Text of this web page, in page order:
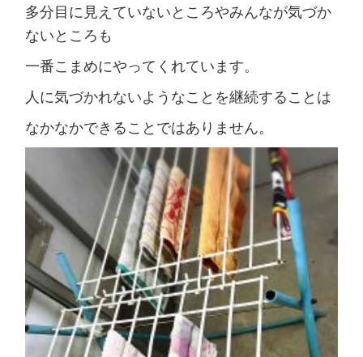
多分目に見えていないところやみんなが気づか
ないところも
一番こまめにやってくれています。
人に気づかれないようなことを継続することは
なかなかできることではありません。